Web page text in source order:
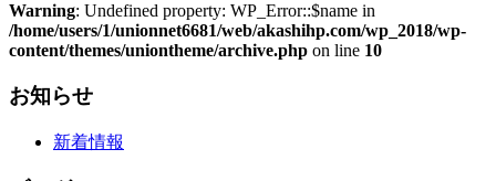
Warning: Undefined property: WP_Error::$name in
/home/users/1/unionnet6681/web/akashihp.com/wp_2018/wp-
content/themes/uniontheme/archive.php on line 10
お知らせ
新着情報